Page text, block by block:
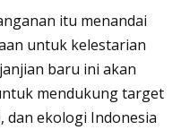
itu menandai
untuk kelestarian
baru ini akan
mendukung target
dan ekologi Indonesia